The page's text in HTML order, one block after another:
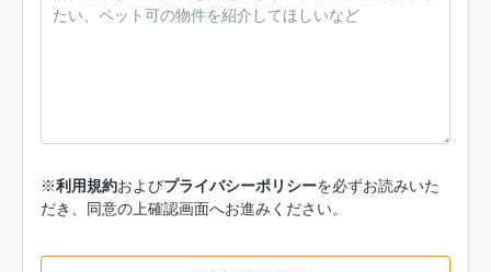
※利用規約およびプライバシーポリシーを必ずお読みいた
だき、同意の上確認画面へお進みください。